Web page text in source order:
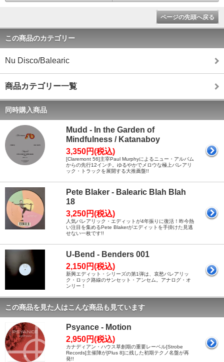
ページの先頭へ戻る
この商品のカテゴリー
Nu Disco/Balearic
商品カテゴリー一覧
同時購入商品
Mudd - In the Garden of
Mindfulness / Katanaboy
3,350円(税込)
[Claremont 56]主宰Paul Murphyによるニュー・アルバム
からの先行12インチ。ゆるやかでメロウな極上バレアリ
ック・トラックを展開する大推薦盤!!
Pete Blaker - Balearic Blah Blah
18
3,250円(税込)
人気バレアリック・エディットが4年振りに復活！昨今熱
い注目を集めるPete Blakerがエディットを手掛けた見逃
せない一枚です!!
U-Bend - Benders 001
2,150円(税込)
新興エディット・シリーズの第1弾は、哀愁バレアリッ
ク・ロック路線のサンセット・アンセム。アナログ・オ
ンリー！
この商品を見た人はこんな商品も見ています
Psyance - Motion
2,950円(税込)
カナディアン・ハウス草創期の重要レーベル[Strobe
Records]主催陣が[Plus 8]に残した初期テクノ名盤が再
発!!